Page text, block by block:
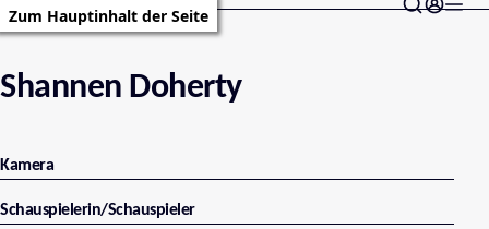
Zum Hauptinhalt der Seite
Shannen Doherty
Kamera
Schauspielerin/Schauspieler